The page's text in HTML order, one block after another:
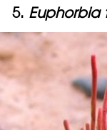
5. Euphorbia